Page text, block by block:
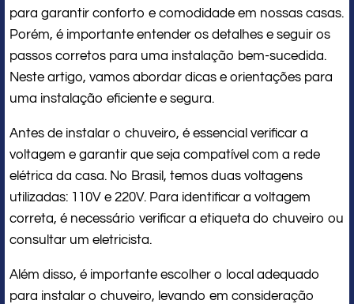
para garantir conforto e comodidade em nossas casas.
Porém, é importante entender os detalhes e seguir os
passos corretos para uma instalação bem-sucedida.
Neste artigo, vamos abordar dicas e orientações para
uma instalação eficiente e segura.
Antes de instalar o chuveiro, é essencial verificar a
voltagem e garantir que seja compatível com a rede
elétrica da casa. No Brasil, temos duas voltagens
utilizadas: 110V e 220V. Para identificar a voltagem
correta, é necessário verificar a etiqueta do chuveiro ou
consultar um eletricista.
Além disso, é importante escolher o local adequado
para instalar o chuveiro, levando em consideração